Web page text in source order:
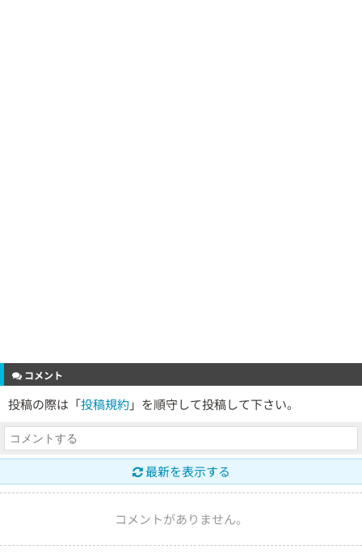
コメント
投稿の際は「投稿規約 」を順守して投稿して下さい。
最新を表示する
コメントがありません。